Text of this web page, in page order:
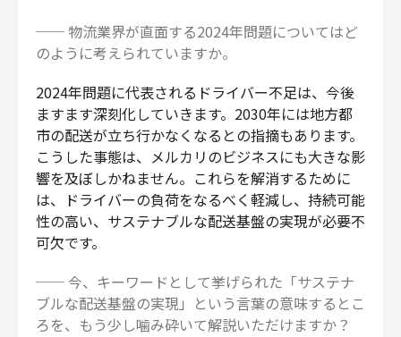
── 物流業界が直面する2024年問題についてはど
のように考えられていますか。
2024年問題に代表されるドライバー不足は、今後
ますます深刻化していきます。2030年には地方都
市の配送が立ち行かなくなるとの指摘もあります。
こうした事態は、メルカリのビジネスにも大きな影
響を及ぼしかねません。これらを解消するために
は、ドライバーの負荷をなるべく軽減し、持続可能
性の高い、サステナブルな配送基盤の実現が必要不
可欠です。
── 今、キーワードとして挙げられた「サステナ
ブルな配送基盤の実現」という言葉の意味するとこ
ろを、もう少し噛み砕いて解説いただけますか？